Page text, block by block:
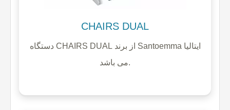
CHAIRS DUAL
دستگاه CHAIRS DUAL از برند Santoemma ایتالیا
می باشد.